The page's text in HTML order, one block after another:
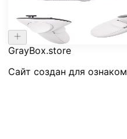
37.000 ₽
GrayBox.store
Сайт создан для